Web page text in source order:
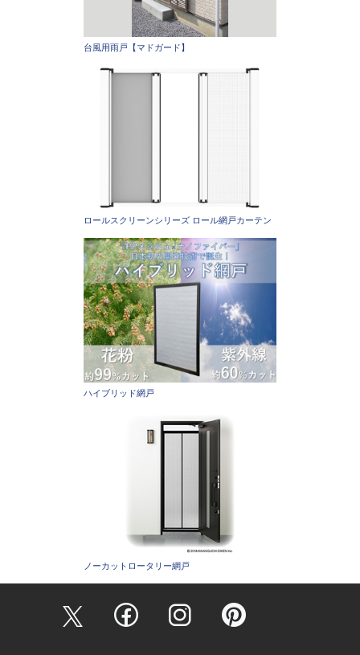
台風用雨戸【マドガード】
ロールスクリーンシリーズ ロール網戸カーテン
ハイブリッド網戸
ノーカットロータリー網戸